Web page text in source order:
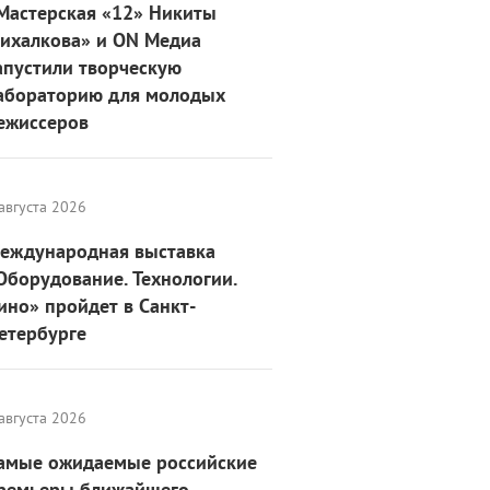
«12» Никиты
и ON Медиа
творческую
для молодых
2026
выставка
Технологии.
пройдет в Санкт-
2026
ожидаемые российские